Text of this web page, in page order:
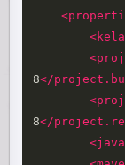
8</
8</